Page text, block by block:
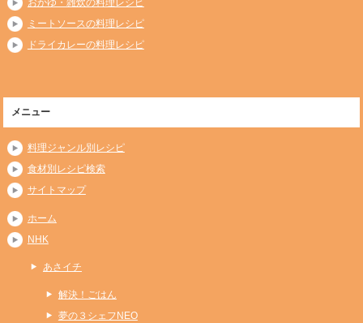
ミートソースの料理レシピ
ドライカレーの料理レシピ
メニュー
料理ジャンル別レシピ
食材別レシピ検索
サイトマップ
ホーム
NHK
あさイチ
解決！ごはん
夢の３シェフNEO